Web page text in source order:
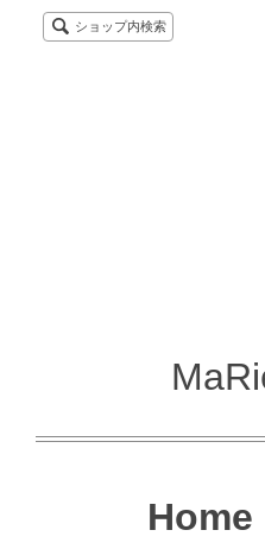
ショップ内検索
Home